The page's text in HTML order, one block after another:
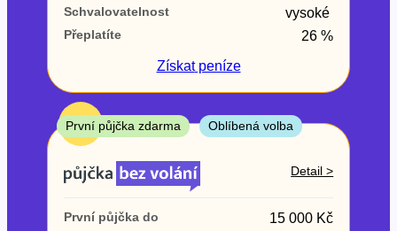
ne
Ve zkušebce
ano
ne
V exekuci
ne
Schvalovatelnost vysoké
Přeplatíte
26 %
Získatpeníze
TOP
První půjčka zdarma Oblíbená volba
Detail >
První půjčka do 15 000 Kč